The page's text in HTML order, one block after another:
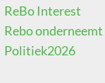
ReBo Interest
Rebo onderneemt
Politiek2026